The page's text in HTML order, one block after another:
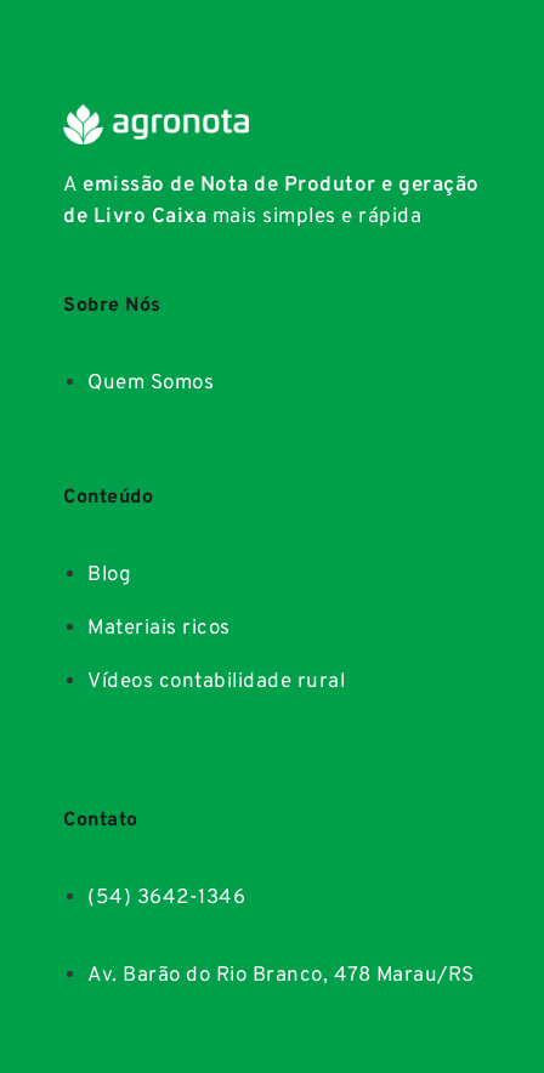
Aemissão de Nota de Produtor e geração
de Livro Caixa mais simples e rápida
Sobre Nós
Quem Somos
Conteúdo
Blog
Materiais ricos
Vídeos contabilidade rural
Contato
(54) 3642-1346
Av. Barão do Rio Branco, 478 Marau/RS